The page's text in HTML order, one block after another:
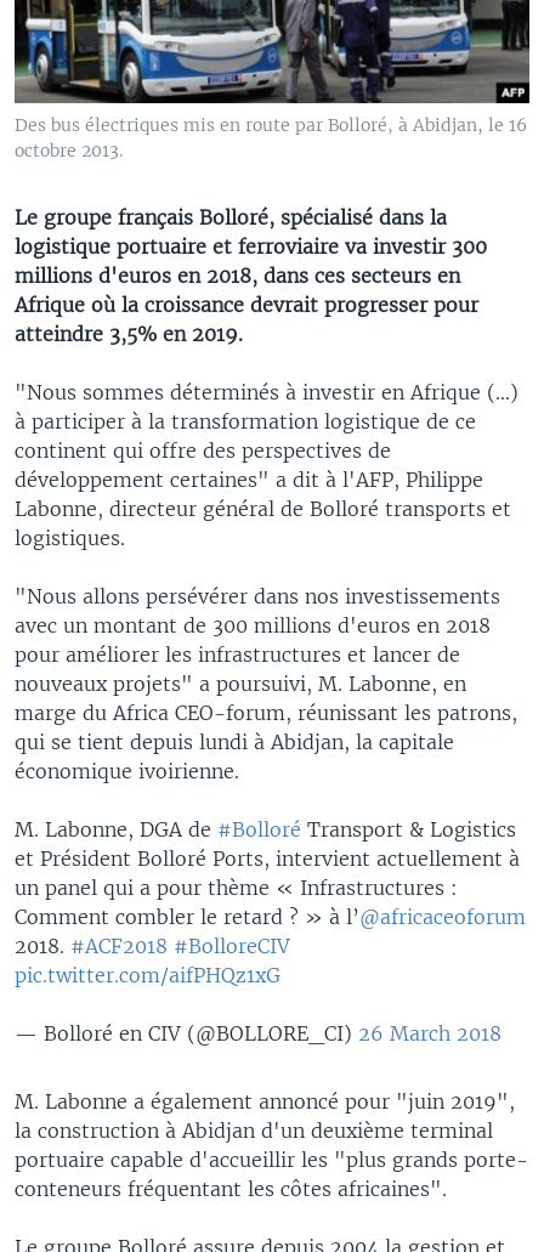
Des bus électriques mis en route par Bolloré, à Abidjan, le 16
octobre 2013.
Le groupe français Bolloré, spécialisé dans la
logistique portuaire et ferroviaire va investir 300
millions d'euros en 2018, dans ces secteurs en
Afrique où la croissance devrait progresser pour
atteindre 3,5% en 2019.
"Nous sommes déterminés à investir en Afrique (...)
à participer à la transformation logistique de ce
continent qui offre des perspectives de
développement certaines" a dit à l'AFP, Philippe
Labonne, directeur général de Bolloré transports et
logistiques.
"Nous allons persévérer dans nos investissements
avec un montant de 300 millions d'euros en 2018
pour améliorer les infrastructures et lancer de
nouveaux projets" a poursuivi, M. Labonne, en
marge du Africa CEO-forum, réunissant les patrons,
qui se tient depuis lundi à Abidjan, la capitale
économique ivoirienne.
M. Labonne, DGA de #Bolloré Transport & Logistics
et Président Bolloré Ports, intervient actuellement à
un panel qui a pour thème « Infrastructures :
Comment combler le retard ? » à l’@africaceoforum
2018. #ACF2018 #BolloreCIV
pic.twitter.com/aifPHQz1xG
— Bolloré en CIV (@BOLLORE_CI) 26 March 2018
M. Labonne a également annoncé pour "juin 2019",
la construction à Abidjan d'un deuxième terminal
portuaire capable d'accueillir les "plus grands porte-
conteneurs fréquentant les côtes africaines".
Le groupe Bolloré assure depuis 2004 la gestion et